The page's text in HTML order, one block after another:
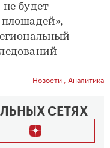
будет
–
Новости Аналитика
СЕТЯХ